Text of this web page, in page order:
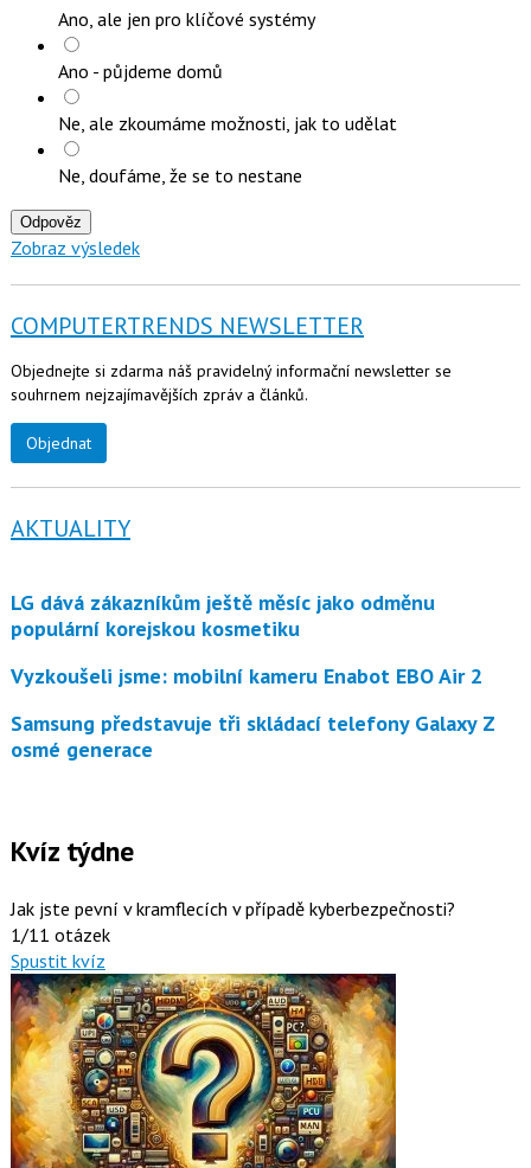
Ano, ale jen pro klíčové systémy
Ano - půjdeme domů
Ne, ale zkoumáme možnosti, jak to udělat
Ne, doufáme, že se to nestane
Odpověz
Zobraz výsledek
COMPUTERTRENDS NEWSLETTER
Objednejte si zdarma náš pravidelný informační newsletter se
souhrnem nejzajímavějších zpráv a článků.
Objednat
AKTUALITY
LG dává zákazníkům ještě měsíc jako odměnu
populární korejskou kosmetiku
Vyzkoušeli jsme: mobilní kameru Enabot EBO Air 2
Samsung představuje tři skládací telefony Galaxy Z
osmé generace
Kvíz týdne
Jak jste pevní v kramflecích v případě kyberbezpečnosti?
1/11 otázek
Spustit kvíz